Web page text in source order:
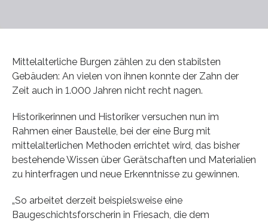
Mittelalterliche Burgen zählen zu den stabilsten
Gebäuden: An vielen von ihnen konnte der Zahn der
Zeit auch in 1.000 Jahren nicht recht nagen.
Historikerinnen und Historiker versuchen nun im
Rahmen einer Baustelle, bei der eine Burg mit
mittelalterlichen Methoden errichtet wird, das bisher
bestehende Wissen über Gerätschaften und Materialien
zu hinterfragen und neue Erkenntnisse zu gewinnen.
„So arbeitet derzeit beispielsweise eine
Baugeschichtsforscherin in Friesach, die dem